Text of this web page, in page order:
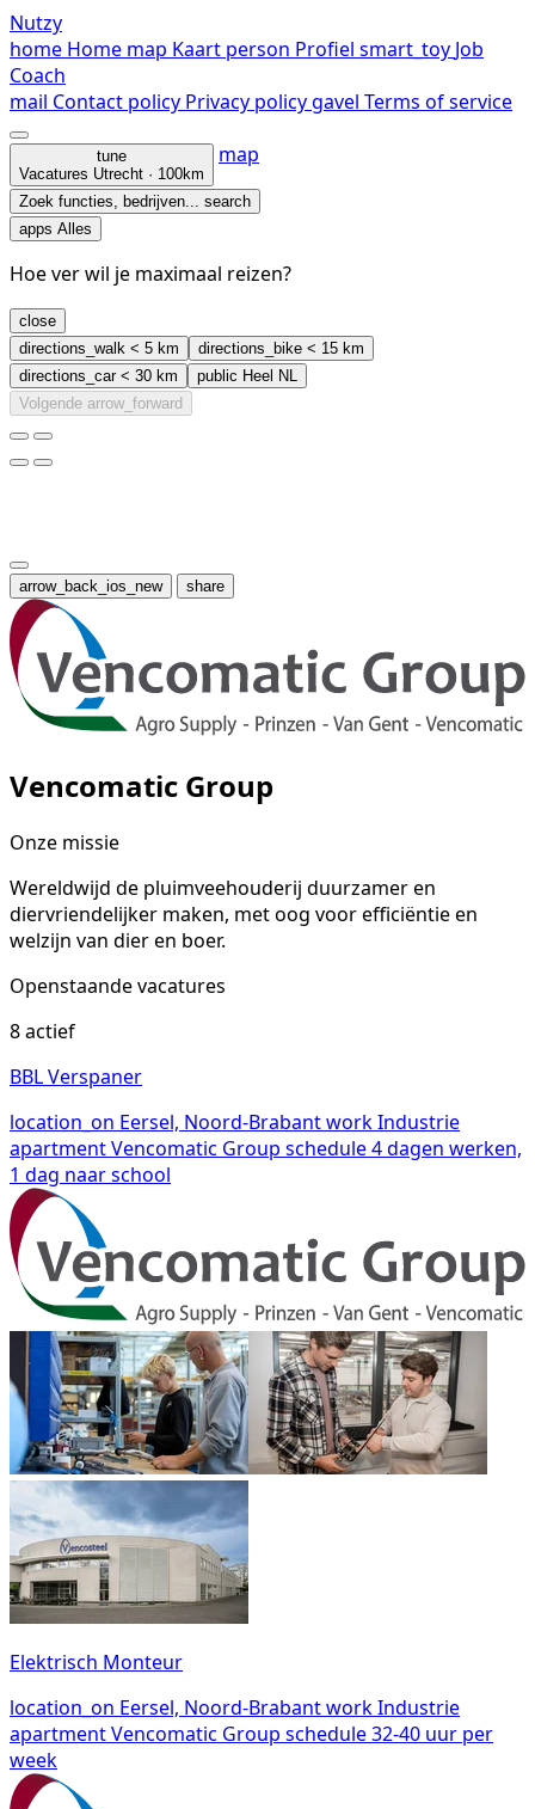
Nutzy
home Home map Kaart person Profiel smart_toy Job
Coach
mail Contact policy Privacy policygavel Terms of service
tune
Vacatures Utrecht · 100km
map
Zoek functies, bedrijven... search
apps Alles
Hoe ver wil je maximaal reizen?
close
directions_walk < 5 km directions_bike < 15 km
directions_car< 30 km public Heel NL
Volgende arrow_forward
arrow_back_ios_new share
Vencomatic Group
Onze missie
Wereldwijd de pluimveehouderij duurzamer en
diervriendelijker maken, met oog voor efficiëntie en
welzijn van dier en boer.
Openstaande vacatures
8 actief
BBL Verspaner
location_on Eersel, Noord-BrabantworkIndustrie
apartmentVencomatic Group schedule4 dagen werken,
1 dag naar school
Elektrisch Monteur
location_on Eersel, Noord-BrabantworkIndustrie
apartmentVencomatic Group schedule32-40 uur per
week